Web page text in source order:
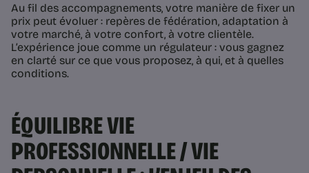
Au fil des accompagnements, votre manière de fixer un
prix peut évoluer : repères de fédération, adaptation à
votre marché, à votre confort, à votre clientèle.
L’expérience joue comme un régulateur : vous gagnez
en clarté sur ce que vous proposez, à qui, et à quelles
conditions.
ÉQUILIBRE VIE
PROFESSIONNELLE / VIE